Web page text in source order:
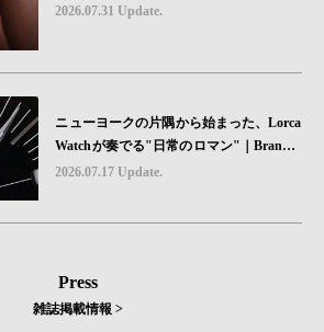
2026.07.31 Update.
ニューヨークの片隅から始まった、Lorca
Watchが奏でる"日常のロマン"｜Brand P
icks #08
2026.07.17 Update.
Press
雑誌掲載情報 >